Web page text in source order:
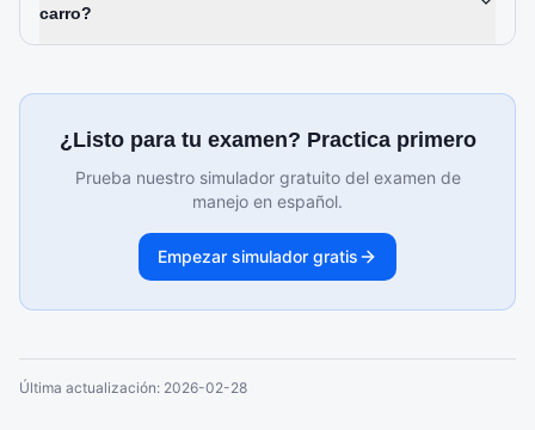
carro?
¿Listo para tu examen? Practica primero
Prueba nuestro simulador gratuito del examen de
manejo en español.
Empezar simulador gratis
Última actualización: 2026-02-28